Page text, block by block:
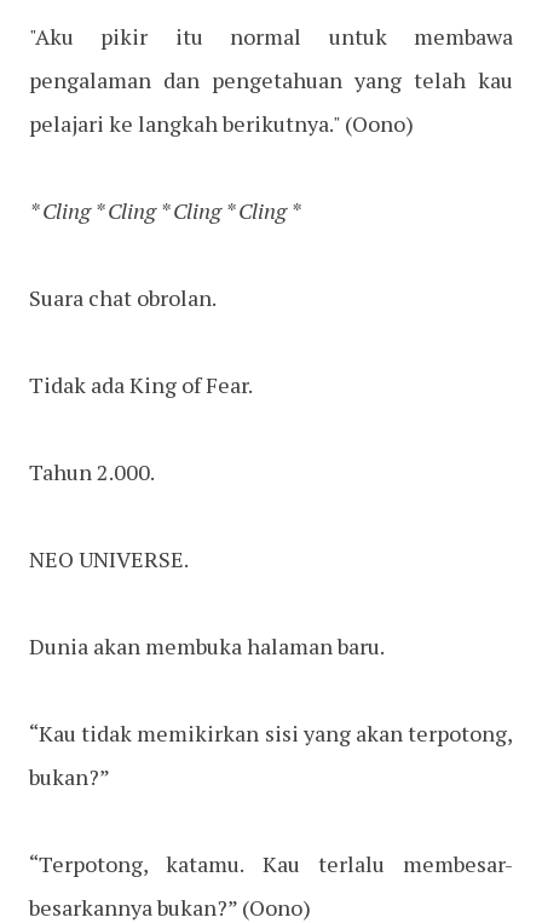
"Aku pikir itu normal untuk membawa
pengalaman dan pengetahuan yang telah kau
pelajari ke langkah berikutnya." (Oono)
* Cling * Cling * Cling * Cling *
Suara chat obrolan.
Tidak ada King of Fear.
Tahun 2.000.
NEO UNIVERSE.
Dunia akan membuka halaman baru.
“Kau tidak memikirkan sisi yang akan terpotong,
bukan?”
“Terpotong, katamu. Kau terlalu membesar-
besarkannya bukan?” (Oono)